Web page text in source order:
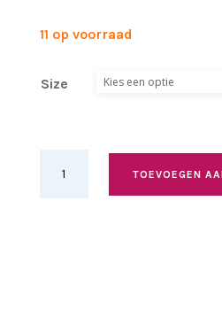
11 op voorraad
Size
High
TOEVOEGEN